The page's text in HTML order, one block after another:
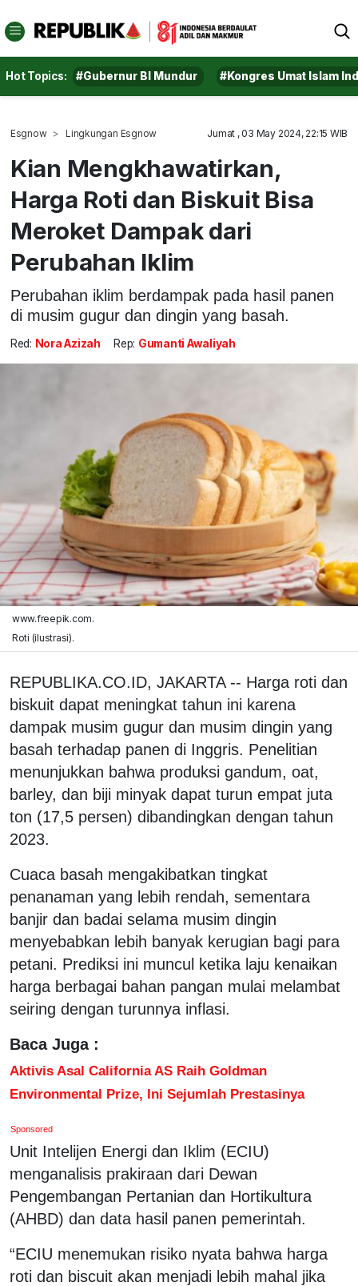
Hot Topics: #Gubernur BI Mundur #Kongres Umat Islam
Esgnow Lingkungan Esgnow Jumat , 03 May 2024, 22:15 WIB
Kian Mengkhawatirkan,
Harga Roti dan Biskuit Bisa
Meroket Dampak dari
Perubahan Iklim
Perubahan iklim berdampak pada hasil panen
di musim gugur dan dingin yang basah.
Red: Nora Azizah Rep: Gumanti Awaliyah
www.freepik.com.
Roti (ilustrasi).
REPUBLIKA.CO.ID, JAKARTA -- Harga roti dan
biskuit dapat meningkat tahun ini karena
dampak musim gugur dan musim dingin yang
basah terhadap panen di Inggris. Penelitian
menunjukkan bahwa produksi gandum, oat,
barley, dan biji minyak dapat turun empat juta
ton (17,5 persen) dibandingkan dengan tahun
2023.
Cuaca basah mengakibatkan tingkat
penanaman yang lebih rendah, sementara
banjir dan badai selama musim dingin
menyebabkan lebih banyak kerugian bagi para
petani. Prediksi ini muncul ketika laju kenaikan
harga berbagai bahan pangan mulai melambat
seiring dengan turunnya inflasi.
Baca Juga :
Aktivis Asal California AS Raih Goldman
Environmental Prize, Ini Sejumlah Prestasinya
Sponsored
Unit Intelijen Energi dan Iklim (ECIU)
menganalisis prakiraan dari Dewan
Pengembangan Pertanian dan Hortikultura
(AHBD) dan data hasil panen pemerintah.
“ECIU menemukan risiko nyata bahwa harga
roti dan biscuit akan menjadi lebih mahal jika